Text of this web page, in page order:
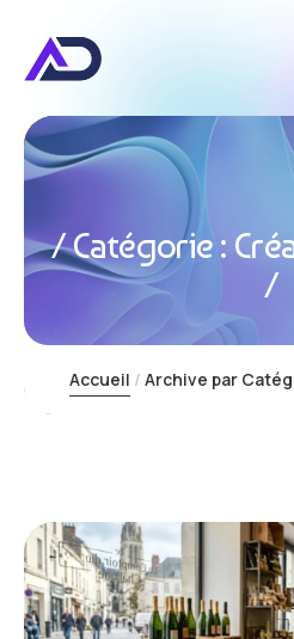
Catégorie :
Accueil Archive par